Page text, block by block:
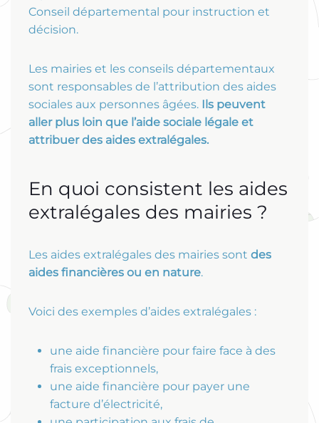
Conseil départemental pour instruction et
décision.
Les mairies et les conseils départementaux
sont responsables de l’attribution des aides
sociales aux personnes âgées.
Ils peuvent
aller plus loin que l’aide sociale légale et
attribuer des aides extralégales.
En quoi consistent les aides
extralégales des mairies ?
Les aides extralégales des mairies sont des
aides financières ou en nature.
Voici des exemples d’aides extralégales :
une aide financière pour faire face à des
frais exceptionnels,
une aide financière pour payer une
facture d’électricité,